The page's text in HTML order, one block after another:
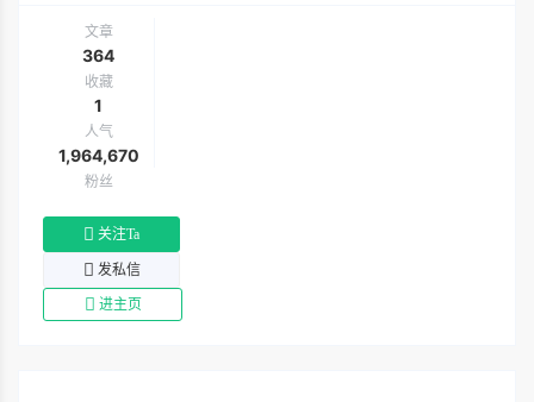
文章
364
收藏
1
人气
1,964,670
粉丝
关注Ta
发私信
进主页